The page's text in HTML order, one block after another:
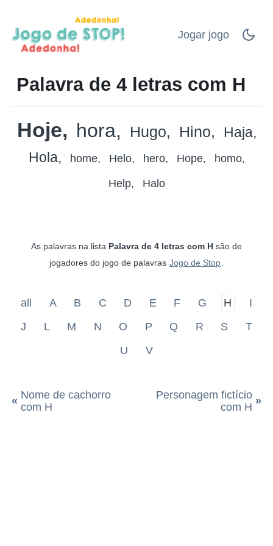
Jogar jogo
Palavra de 4 letras com H
Hoje hora Hugo Hino
Haja
Hola
home Helo hero Hope homo
Help Halo
As palavras na lista Palavra de 4 letras com H são de
jogadores do jogo de palavras Jogo de Stop
all A B C D E F G H
I
J
L M N O P Q R S
T
U
V
« Nome de cachorro
com H
Personagem fictício
com H »